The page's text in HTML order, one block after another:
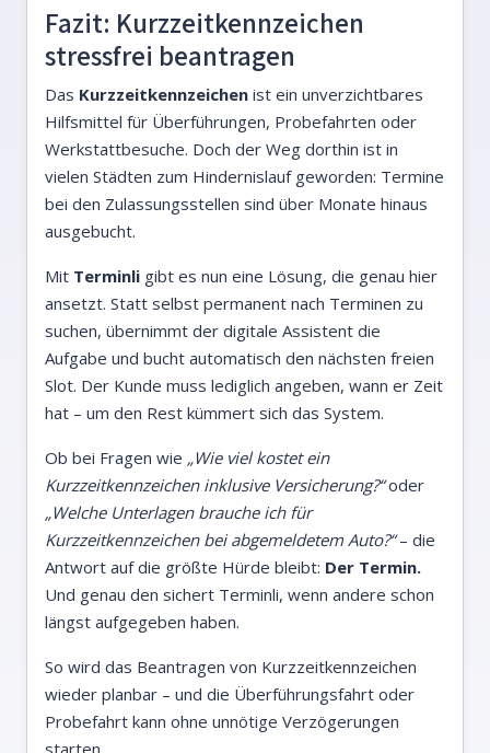
Fazit: Kurzzeitkennzeichen
stressfrei beantragen
Das Kurzzeitkennzeichen ist ein unverzichtbares
Hilfsmittel für Überführungen, Probefahrten oder
Werkstattbesuche. Doch der Weg dorthin ist in
vielen Städten zum Hindernislauf geworden: Termine
bei den Zulassungsstellen sind über Monate hinaus
ausgebucht.
Mit Terminli gibt es nun eine Lösung, die genau hier
ansetzt. Statt selbst permanent nach Terminen zu
suchen, übernimmt der digitale Assistent die
Aufgabe und bucht automatisch den nächsten freien
Slot. Der Kunde muss lediglich angeben, wann er Zeit
hat – um den Rest kümmert sich das System.
Ob bei Fragen wie „Wie viel kostet ein
Kurzzeitkennzeichen inklusive Versicherung?“oder
„Welche Unterlagen brauche ich für
Kurzzeitkennzeichen bei abgemeldetem Auto?“– die
Antwort auf die größte Hürde bleibt: Der Termin.
Und genau den sichert Terminli, wenn andere schon
längst aufgegeben haben.
So wird das Beantragen von Kurzzeitkennzeichen
wieder planbar – und die Überführungsfahrt oder
Probefahrt kann ohne unnötige Verzögerungen